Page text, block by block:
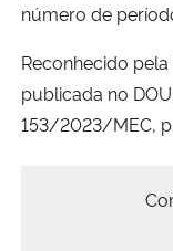
número de
Reconhecido
publicada no
153/2023/MEC,